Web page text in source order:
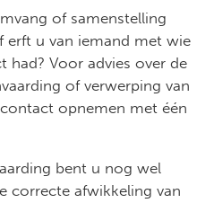
of samenstelling
erft u van iemand met wie
had? Voor advies over de
of verwerping van
opnemen met één
bent u nog wel
correcte afwikkeling van